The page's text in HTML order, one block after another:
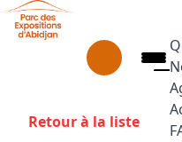
Aller au contenu principal
Retour à la liste
Panneau de gestion des